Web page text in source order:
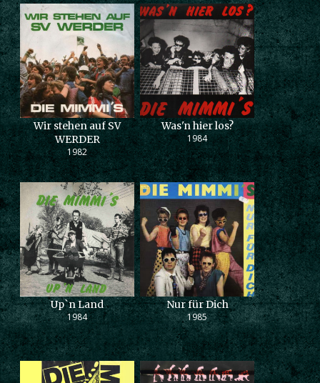
Wir stehen auf SV
WERDER
1982
Was'n hier los?
1984
Up`n Land
1984
Nur für Dich
1985